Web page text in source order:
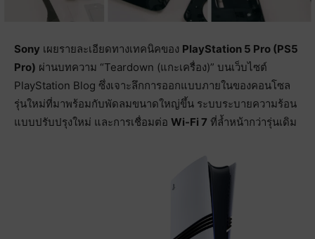
Sony เผยรายละเอียดทางเทคนิคของ PlayStation 5 Pro (PS5
Pro) ผ่านบทความ “Teardown (แกะเครื่อง)” บนเว็บไซต์
PlayStation Blog ซึ่งเจาะลึกการออกแบบภายในของคอนโซล
รุ่นใหม่ที่มาพร้อมกับพัดลมขนาดใหญ่ขึ้น ระบบระบายความร้อน
แบบปรับปรุงใหม่ และการเชื่อมต่อ Wi-Fi 7 ที่ล้ำหน้ากว่ารุ่นเดิม